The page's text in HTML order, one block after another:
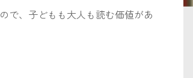
で、子どもも大人も読む価値があ